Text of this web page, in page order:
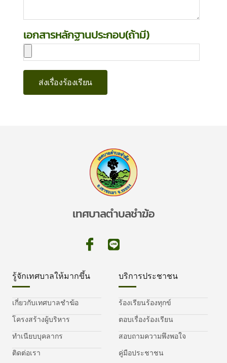
เอกสารหลักฐานประกอบ(ถ้ามี)
ส่งเรื่องร้องเรียน
เทศบาลตำบลชำฆ้อ
รู้จักเทศบาลให้มากขึ้น
เกี่ยวกับเทศบาลชำฆ้อ
โครงสร้างผู้บริหาร
ทำเนียบบุคลากร
ติดต่อเรา
บริการประชาชน
ร้องเรียนร้องทุกข์
ตอบเรื่องร้องเรียน
สอบถามความพึงพอใจ
คู่มือประชาชน